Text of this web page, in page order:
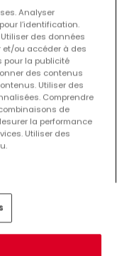
à Sprinkange
Analyser
l’identification.
des données
et/ou accéder à des
pour la publicité
des contenus
Utiliser des
Comprendre
de
la performance
Utiliser des